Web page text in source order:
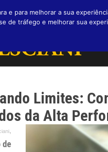
Limites:
da Alta
,
de
e para melhorar a sua
de tráfego e melhorar sua